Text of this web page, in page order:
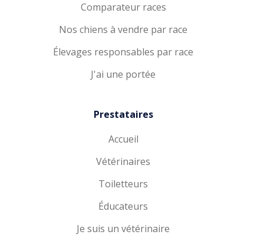
Comparateur races
Nos chiens à vendre par race
Élevages responsables par race
J'ai une portée
Prestataires
Accueil
Vétérinaires
Toiletteurs
Éducateurs
Je suis un vétérinaire